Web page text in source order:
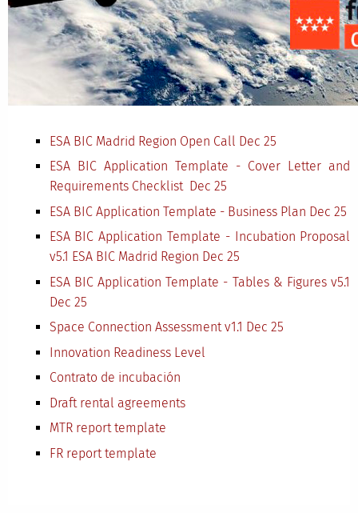
ESA BIC Madrid Region Open Call Dec 25
ESA BIC Application Template - Cover Letter and
Requirements Checklist Dec 25
ESA BIC Application Template - Business Plan Dec 25
ESA BIC Application Template - Incubation Proposal
v5.1 ESA BIC Madrid Region Dec 25
ESA BIC Application Template - Tables & Figures v5.1
Dec 25
Space Connection Assessment v1.1 Dec 25
Innovation Readiness Level
Contrato de incubación
Draft rental agreements
MTR report template
FR report template